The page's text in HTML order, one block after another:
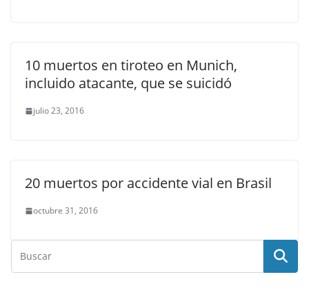
10 muertos en tiroteo en Munich,
incluido atacante, que se suicidó
julio 23, 2016
20 muertos por accidente vial en Brasil
octubre 31, 2016